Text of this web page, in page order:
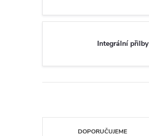
Integrální přilby
DOPORUČUJEME